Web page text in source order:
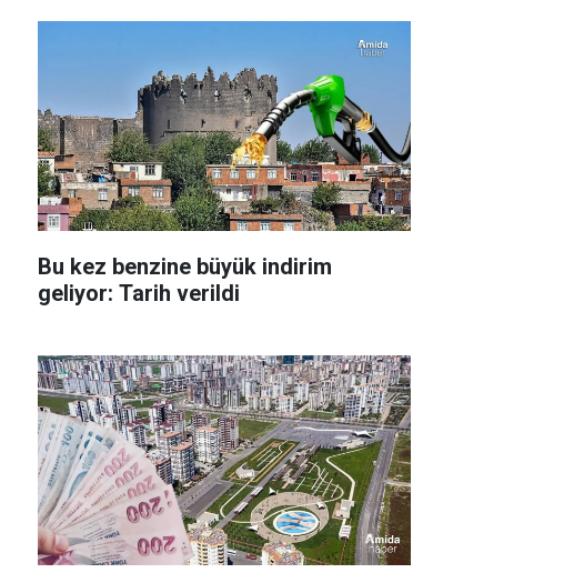
Bu kez benzine büyük indirim
geliyor: Tarih verildi